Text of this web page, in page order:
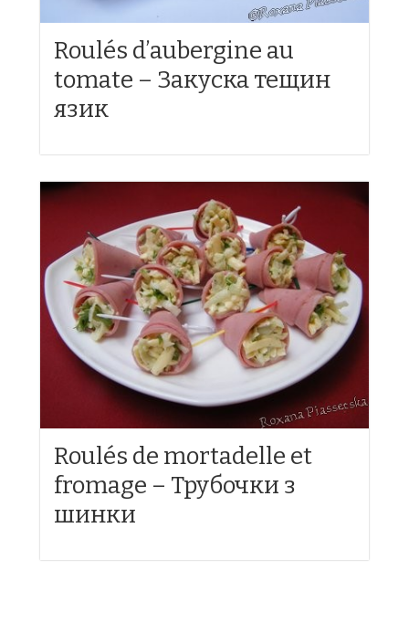
Roulés d’aubergine au
tomate – Закуска тещин
язик
Roulés de mortadelle et
fromage – Трубочки з
шинки